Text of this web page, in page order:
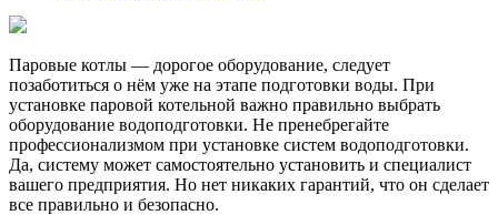
Паровые котлы — дорогое оборудование, следует
позаботиться о нём уже на этапе подготовки воды. При
установке паровой котельной важно правильно выбрать
оборудование водоподготовки. Не пренебрегайте
профессионализмом при установке систем водоподготовки.
Да, систему может самостоятельно установить и специалист
вашего предприятия. Но нет никаких гарантий, что он сделает
все правильно и безопасно.